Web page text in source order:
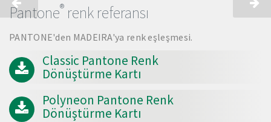
Pantone® renk referansı
PANTONE'den MADEIRA'ya renk eşleşmesi.
Classic Pantone Renk
Dönüştürme Kartı
Polyneon Pantone Renk
Dönüştürme Kartı